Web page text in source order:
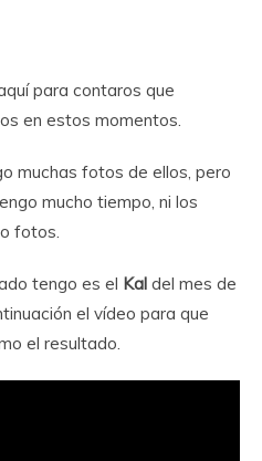
para contaros que
en estos momentos.
muchas fotos de ellos, pero
mucho tiempo, ni los
fotos.
tengo es el Kal del mes de
el vídeo para que
el resultado.